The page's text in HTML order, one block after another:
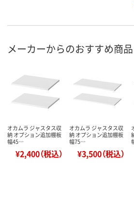
メーカーからのおすすめ商品
オカムラ ジャスタス収
納 オプション追加棚板
幅45…
¥2,400（税込）
オカムラ ジャスタス収
納 オプション追加棚板
幅75…
¥3,500（税込）